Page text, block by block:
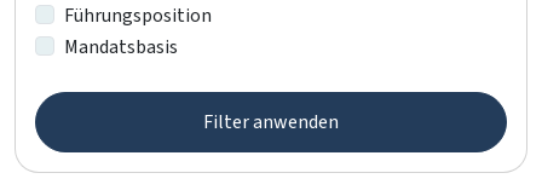
Führungsposition
Mandatsbasis
Filter anwenden